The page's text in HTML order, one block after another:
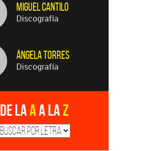
Miguel Cantilo
Discografía
Ángela Torres
Discografía
De laAa laZ